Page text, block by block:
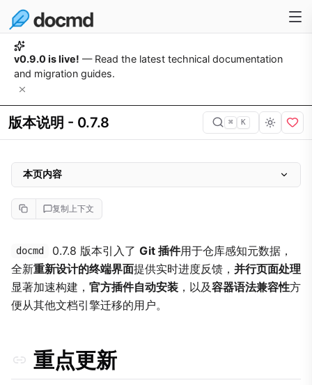
v0.9.0 is live! — Read the latest technical documentation
and migration guides.
版本说明 - 0.7.8 ⌘ K
复制上下文
docmd 0.7.8 版本引入了Git 插件用于仓库感知元数据，
全新重新设计的终端界面提供实时进度反馈， 并行页面处理
显著加速构建， 官方插件自动安装 ，以及容器语法兼容性方
便从其他文档引擎迁移的用户。
重点更新
本页内容
重点更新
构建引擎 - 并行处理
终端界面 - 统一 TUI
Git 插件
官方插件自动安装
容器语法兼容性
内部改进
英式英语标准化